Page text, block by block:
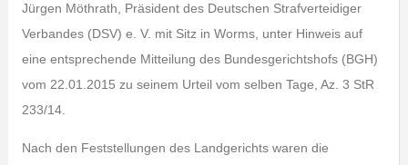
Jürgen Möthrath, Präsident des Deutschen Strafverteidiger
Verbandes (DSV) e. V. mit Sitz in Worms, unter Hinweis auf
eine entsprechende Mitteilung des Bundesgerichtshofs (BGH)
vom 22.01.2015 zu seinem Urteil vom selben Tage, Az. 3 StR
233/14.
Nach den Feststellungen des Landgerichts waren die